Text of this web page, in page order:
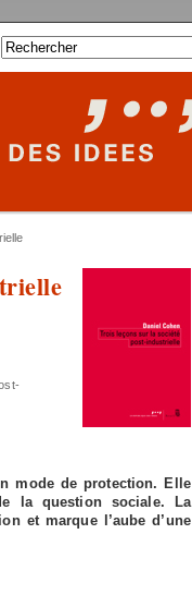
mode de protection. Elle
la question sociale. La
et marque l’aube d’une